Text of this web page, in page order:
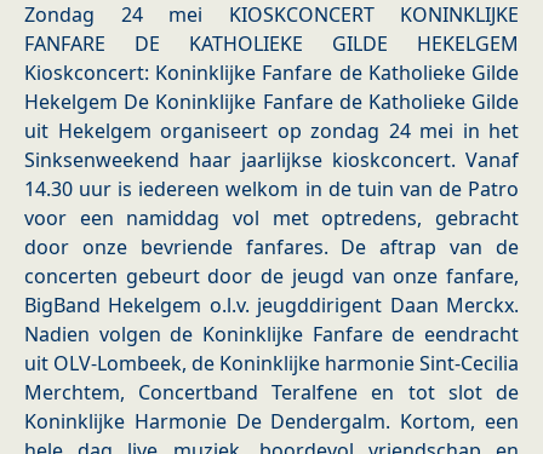
Zondag 24 mei KIOSKCONCERT KONINKLIJKE
FANFARE DE KATHOLIEKE GILDE HEKELGEM
Kioskconcert: Koninklijke Fanfare de Katholieke Gilde
Hekelgem De Koninklijke Fanfare de Katholieke Gilde
uit Hekelgem organiseert op zondag 24 mei in het
Sinksenweekend haar jaarlijkse kioskconcert. Vanaf
14.30 uur is iedereen welkom in de tuin van de Patro
voor een namiddag vol met optredens, gebracht
door onze bevriende fanfares. De aftrap van de
concerten gebeurt door de jeugd van onze fanfare,
BigBand Hekelgem o.l.v. jeugddirigent Daan Merckx.
Nadien volgen de Koninklijke Fanfare de eendracht
uit OLV-Lombeek, de Koninklijke harmonie Sint-Cecilia
Merchtem, Concertband Teralfene en tot slot de
Koninklijke Harmonie De Dendergalm. Kortom, een